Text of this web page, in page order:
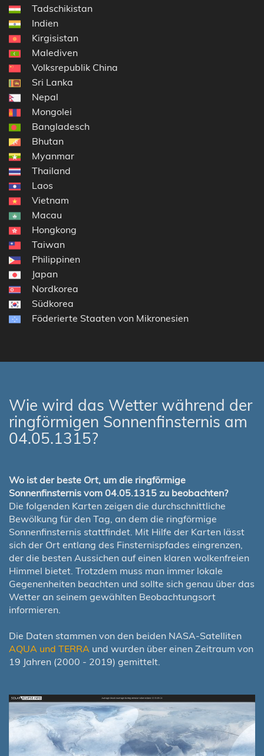
Tadschikistan
Indien
Kirgisistan
Malediven
Volksrepublik China
Sri Lanka
Nepal
Mongolei
Bangladesch
Bhutan
Myanmar
Thailand
Laos
Vietnam
Macau
Hongkong
Taiwan
Philippinen
Japan
Nordkorea
Südkorea
Föderierte Staaten von Mikronesien
Wie wird das Wetter während der
ringförmigen Sonnenfinsternis am
04.05.1315?
Wo ist der beste Ort, um die ringförmige
Sonnenfinsternis vom 04.05.1315 zu beobachten?
Die folgenden Karten zeigen die durchschnittliche
Bewölkung für den Tag, an dem die ringförmige
Sonnenfinsternis stattfindet. Mit Hilfe der Karten lässt
sich der Ort entlang des Finsternispfades eingrenzen,
der die besten Aussichen auf einen klaren wolkenfreien
Himmel bietet. Trotzdem muss man immer lokale
Gegenenheiten beachten und sollte sich genau über das
Wetter an seinem gewählten Beobachtungsort
informieren.
Die Daten stammen von den beiden NASA-Satelliten
AQUA und TERRA und wurden über einen Zeitraum von
19 Jahren (2000 - 2019) gemittelt.